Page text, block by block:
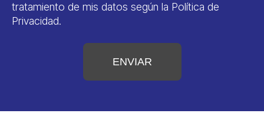
tratamiento de mis datos según la Política de
Privacidad.
ENVIAR